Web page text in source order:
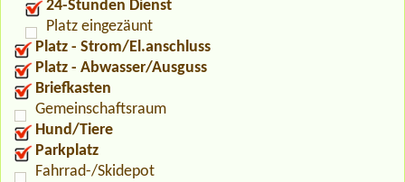
24-Stunden Dienst
Platz eingezäunt
Platz - Strom/El.anschluss
Platz - Abwasser/Ausguss
Briefkasten
Gemeinschaftsraum
Hund/Tiere
Parkplatz
Fahrrad-/Skidepot